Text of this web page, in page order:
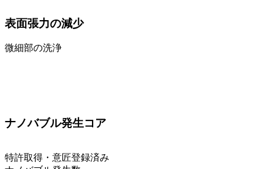
表面張力の減少
微細部の洗浄
ナノバブル発生コア
特許取得・意匠登録済み